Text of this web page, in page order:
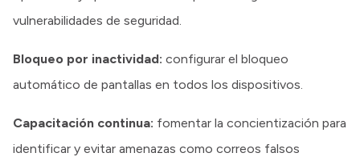
vulnerabilidades de seguridad.
Bloqueo por inactividad: configurar el bloqueo
automático de pantallas en todos los dispositivos.
Capacitación continua: fomentar la concientización para
identificar y evitar amenazas como correos falsos